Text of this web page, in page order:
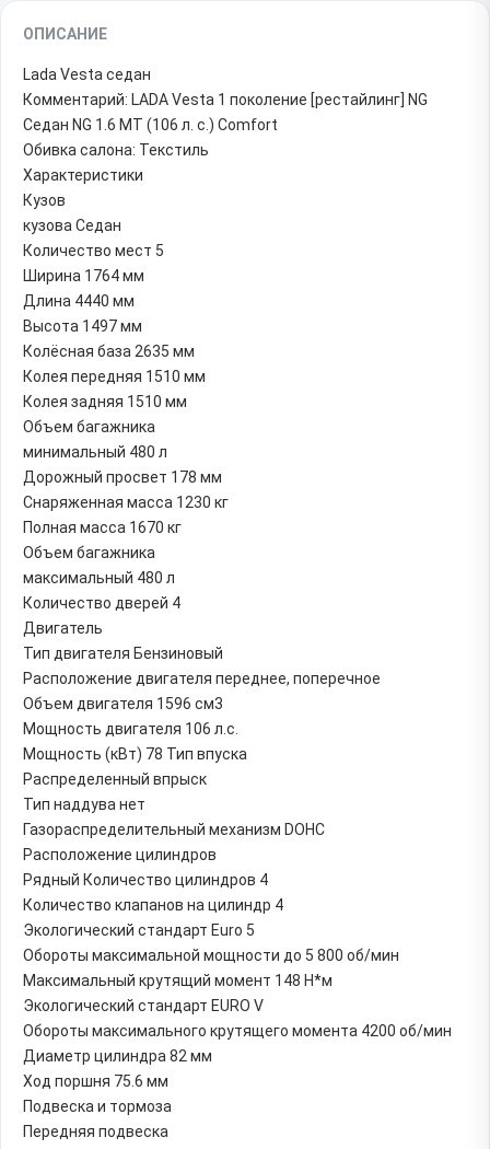
ОПИСАНИЕ
Lada Vesta седан
Комментарий: LADA Vesta 1 поколение [рестайлинг] NG
Седан NG 1.6 MT (106 л. с.) Comfort
Обивка салона: Текстиль
Характеристики
Кузов
кузова Седан
Количество мест 5
Ширина 1764 мм
Длина 4440 мм
Высота 1497 мм
Колёсная база 2635 мм
Колея передняя 1510 мм
Колея задняя 1510 мм
Объем багажника
минимальный 480 л
Дорожный просвет 178 мм
Снаряженная масса 1230 кг
Полная масса 1670 кг
Объем багажника
максимальный 480 л
Количество дверей 4
Двигатель
Тип двигателя Бензиновый
Расположение двигателя переднее, поперечное
Объем двигателя 1596 см3
Мощность двигателя 106 л.с.
Мощность (кВт) 78 Тип впуска
Распределенный впрыск
Тип наддува нет
Газораспределительный механизм DOHC
Расположение цилиндров
Рядный Количество цилиндров 4
Количество клапанов на цилиндр 4
Экологический стандарт Euro 5
Обороты максимальной мощности до 5 800 об/мин
Максимальный крутящий момент 148 Н*м
Экологический стандарт EURO V
Обороты максимального крутящего момента 4200 об/мин
Диаметр цилиндра 82 мм
Ход поршня 75.6 мм
Подвеска и тормоза
Передняя подвеска